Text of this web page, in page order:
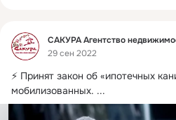
Фид
САКУРА Агентство
29 сен 2022
⚡ Принят закон об «ипотечных
мобилизованных. ...